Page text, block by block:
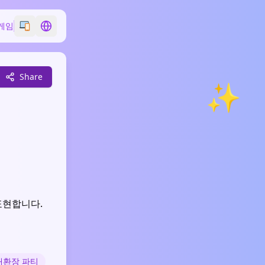
임 Switch emoji style
Switch language
✨
Share
합니다.
환장 파티